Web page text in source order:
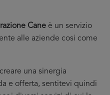
Cane è un servizio
alle aziende cosi come
una sinergia
e offerta, sentitevi quindi